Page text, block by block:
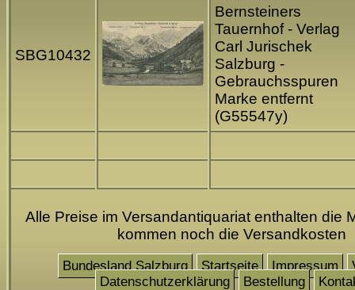
SBG10432
Bernsteiners
Tauernhof - Verlag
Carl Jurischek
Salzburg -
Gebrauchsspuren
Marke entfernt
(G55547y)
Alle Preise im Versandantiquariat enthalten die
kommen noch die Versandkosten
Bundesland Salzburg Startseite Impressum
Datenschutzerklärung
Bestellung